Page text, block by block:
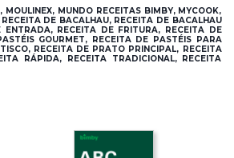
MUNDO RECEITAS BIMBY, MYCOOK,
DE BACALHAU, RECEITA DE BACALHAU
RECEITA DE FRITURA, RECEITA DE
GOURMET, RECEITA DE PASTÉIS PARA
RECEITA DE PRATO PRINCIPAL, RECEITA
RÁPIDA, RECEITA TRADICIONAL, RECEITA